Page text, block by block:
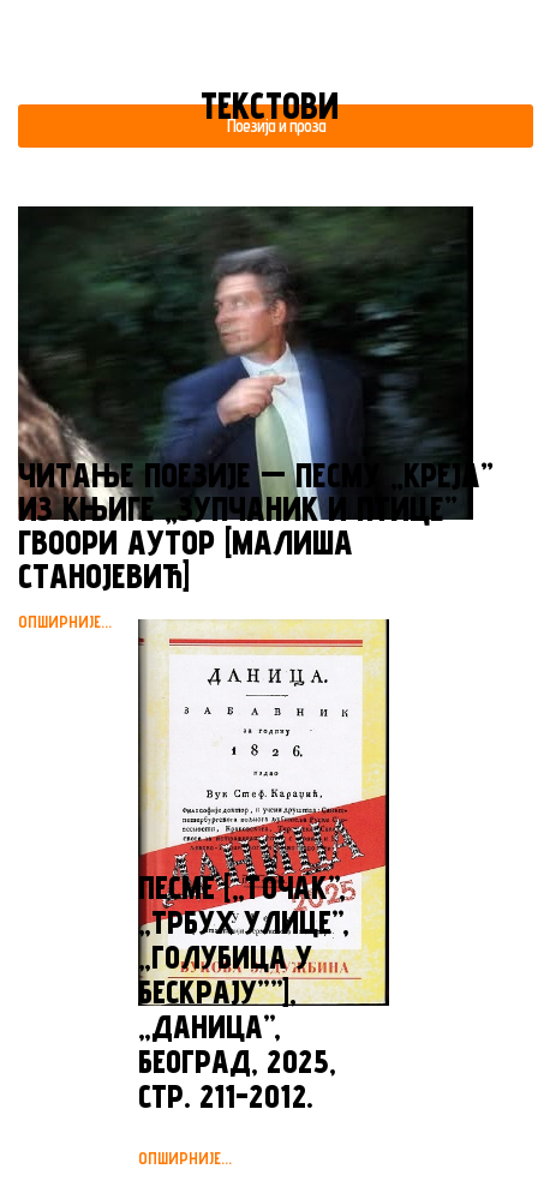
ТЕКСТОВИ
Поезија и проза
ЧИТАЊЕ ПОЕЗИЈЕ — ПЕСМУ „КРЕЈА”
ИЗ КЊИГЕ „ЗУПЧАНИК И ПТИЦЕ”
ГВООРИ АУТОР [МАЛИША
СТАНОЈЕВИЋ]
ОПШИРНИЈЕ...
ПЕСМЕ [„TOЧАК”,
„ТРБУХ УЛИЦЕ”,
„ГОЛУБИЦА У
БЕСКРАЈУ””],
„ДАНИЦА”,
БЕОГРАД, 2025,
СТР. 211-2012.
ОПШИРНИЈЕ...